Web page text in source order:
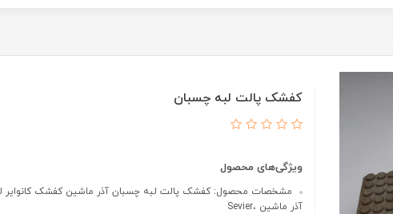
کفشک پالت لبه چسبان
ویژگی‌های محصول
مشخصات محصول: کفشک پالت لبه چسبان آذر ماشین کفشک کانوایر
آذر ماشین ،Sevier